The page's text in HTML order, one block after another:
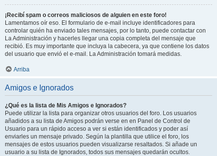
¡Recibí spam o correos maliciosos de alguien en este foro!
Lamentamos oír eso. El formulario de e-mail incluye identificadores para
controlar quién ha enviado tales mensajes, por lo tanto, puede contactar con
La Administración y hacerles llegar una copia completa del mensaje que
recibió. Es muy importante que incluya la cabecera, ya que contiene los datos
del usuario que envió el e-mail. La Administración tomará medidas.
Arriba
Amigos e Ignorados
¿Qué es la lista de Mis Amigos e Ignorados?
Puede utilizar la lista para organizar otros usuarios del foro. Los usuarios
añadidos a su lista de Amigos podrán verse en en Panel de Control de
Usuario para un rápido acceso a ver si están identificados y poder así
enviarles un mensaje privado. Según la plantilla que utilice el foro, los
mensajes de estos usuarios pueden visualizarse resaltados. Si añade un
usuario a su lista de Ignorados, todos sus mensajes quedarán ocultos.